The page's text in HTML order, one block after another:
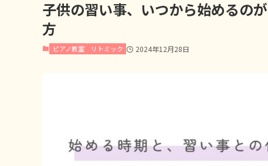
子供の習い事、いつから始めるの
方
ピアノ教室 リトミック 2024年12月28日